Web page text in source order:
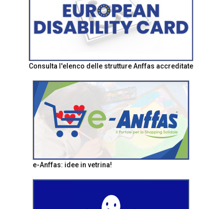
Consulta l'elenco delle strutture Anffas accreditate
e-Anffas: idee in vetrina!